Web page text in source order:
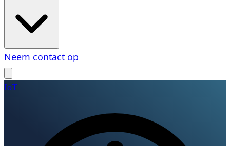
Neem contact op
IoT